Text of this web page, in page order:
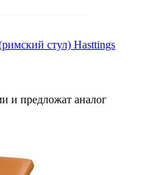
стул) Hasttings
и предложат аналог